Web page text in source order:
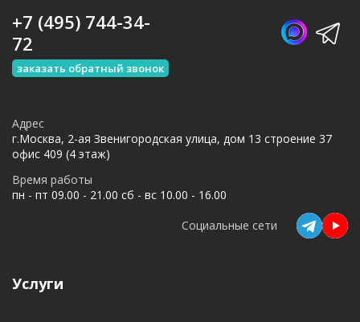
Услуги
+7 (495) 744-34-
72
заказать обратный звонок
Адрес
г.Москва, 2-ая Звенигородская улица, дом 13 строение 37
офис 409 (4 этаж)
Время работы
пн - пт 09.00 - 21.00 сб - вс 10.00 - 16.00
Социальные сети